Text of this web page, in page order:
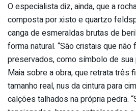
O especialista diz, ainda, que a
composta por xisto e quartzo
canga de esmeraldas brutas de
forma natural. “São cristais que
preservados, como símbolo de sua
Maia sobre a obra, que retrata três
tamanho real, nus da cintura para
calções talhados na própria pedra.